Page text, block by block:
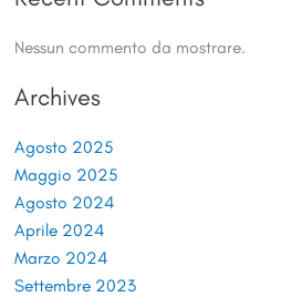
Nessun commento da mostrare.
Archives
Agosto 2025
Maggio 2025
Agosto 2024
Aprile 2024
Marzo 2024
Settembre 2023